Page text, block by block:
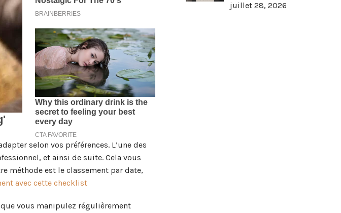
selon vos préférences. L’une des
et ainsi de suite. Cela vous
méthode est le classement par date,
avec cette checklist
vous manipulez régulièrement
juillet 28, 2026